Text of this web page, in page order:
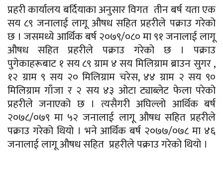
प्रहरी कार्यालय बर्दियाका अनुसार विगत तीनबर्षयता एक
सय ८९ जनालाई लागू औषध सहित प्रहरीले पक्राउ गरेको
छ । जसमध्ये आर्थिकबर्ष२०७९/०८०मा ९१ जनालाई लागू
औषध सहित प्रहरीले पक्राउ गरेको छ । पक्राउ
पुगेकाहरूबाट १ सय ८९ ग्राम ४ सय मिलिग्राम ब्राउनसुगर,
१२ ग्राम ९ सय २० मिलिग्राम चरेस, ४४ ग्राम २ सय ९०
मिलिग्राम गाँजा र २ सय ४३ ओटा ट्याब्लेट फेला परेको
प्रहरीले जनाएको छ । त्यसैगरी अघिल्लो आर्थिक बर्ष
२०७८/०७९ मा ५२ जनालाई लागू औषध सहित प्रहरीले
पक्राउ गरेको थियो । भने आर्थिकबर्ष २०७७/०७८मा ४६
जनालाई लागू औषध सहित प्रहरीले पक्राउ गरेको थियो ।